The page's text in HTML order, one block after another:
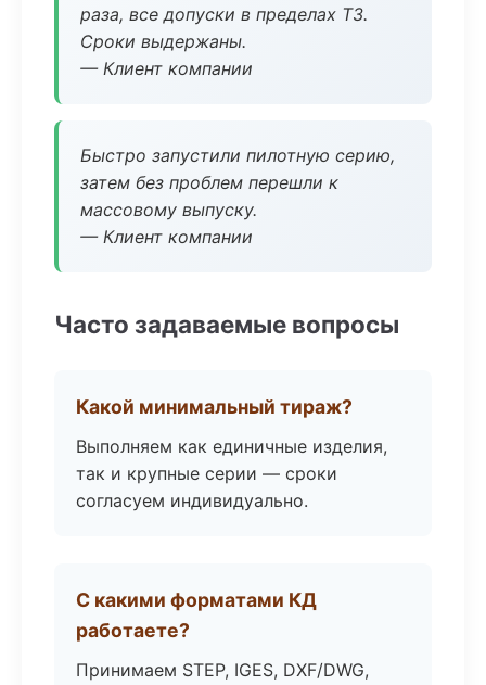
раза, все допуски в пределах ТЗ.
Сроки выдержаны.
— Клиент компании
Быстро запустили пилотную серию,
затем без проблем перешли к
массовому выпуску.
— Клиент компании
Часто задаваемые вопросы
Какой минимальный тираж?
Выполняем как единичные изделия,
так и крупные серии — сроки
согласуем индивидуально.
С какими форматами КД
работаете?
Принимаем STEP, IGES, DXF/DWG,